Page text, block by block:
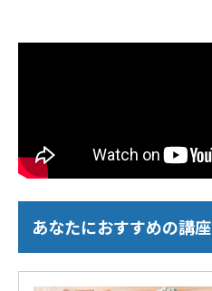
あなたにおすすめの講座